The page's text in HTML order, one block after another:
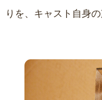
りを、キャスト自身